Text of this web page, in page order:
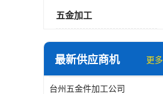
五金加工
最新供应商机 更多
台州五金件加工公司